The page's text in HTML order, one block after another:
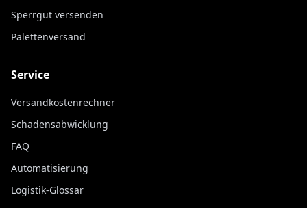
Sperrgut versenden
Palettenversand
Service
Versandkostenrechner
Schadensabwicklung
FAQ
Automatisierung
Logistik-Glossar